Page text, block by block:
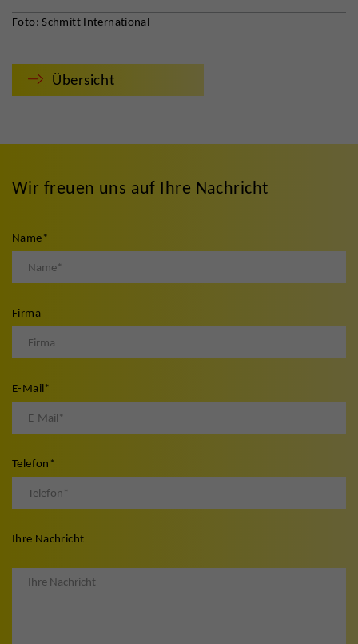
Foto: Schmitt International
Übersicht
Wir freuen uns auf Ihre Nachricht
Name*
Firma
E-Mail*
Telefon *
Ihre Nachricht